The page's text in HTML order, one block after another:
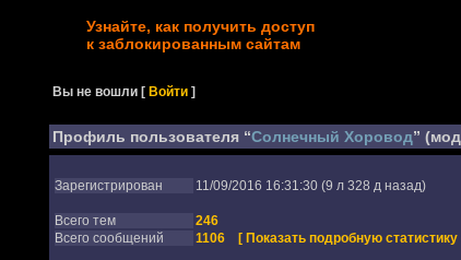
Узнайте, как получить доступ
к заблокированным сайтам
Вы не вошли [Войти ]
Профиль пользователя “Солнечный Хоровод”
Зарегистрирован 11/09/2016 16:31:30 (9 л 328 д назад)
Всего тем
246
Всего сообщений
1106 [ Показать подробную